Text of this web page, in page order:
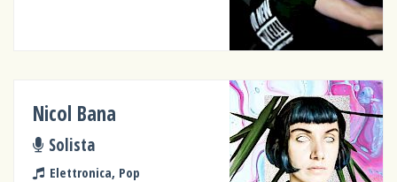
Nicol Bana
Solista
Elettronica, Pop